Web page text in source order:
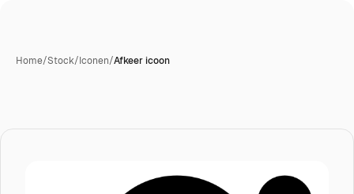
Home/Stock/Iconen/Afkeer icoon